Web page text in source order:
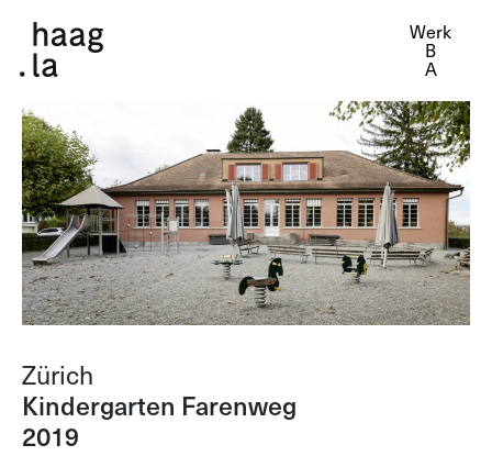
Werk
Zürich
Kindergarten Farenweg
2019